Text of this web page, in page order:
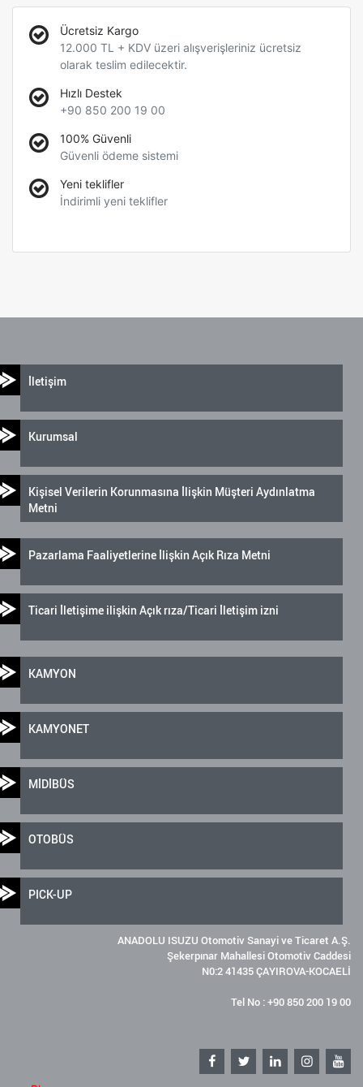
Ücretsiz Kargo
12.000 TL + KDV üzeri alışverişleriniz ücretsiz
olarak teslim edilecektir.
Hızlı Destek
+90 850 200 19 00
100% Güvenli
Güvenli ödeme sistemi
Yeni teklifler
İndirimli yeni teklifler
İletişim
Kurumsal
Kişisel Verilerin Korunmasına İlişkin Müşteri Aydınlatma
Metni
Pazarlama Faaliyetlerine İlişkin Açık Rıza Metni
Ticari İletişime ilişkin Açık rıza/Ticari İletişim izni
KAMYON
KAMYONET
MİDİBÜS
OTOBÜS
PICK-UP
ANADOLU ISUZU Otomotiv Sanayi ve Ticaret A.Ş.
Şekerpınar Mahallesi Otomotiv Caddesi
N0:2 41435 ÇAYIROVA-KOCAELİ
Tel No : +90 850 200 19 00